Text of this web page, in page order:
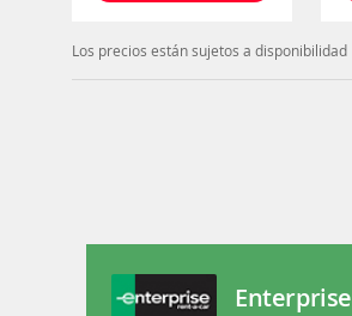
Los precios están sujetos a disponibilidad
Enterprise